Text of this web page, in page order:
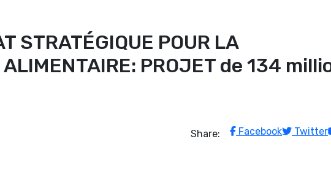
STRATÉGIQUE POUR LA
ALIMENTAIRE: PROJET de 134
Share: Facebook Twitter